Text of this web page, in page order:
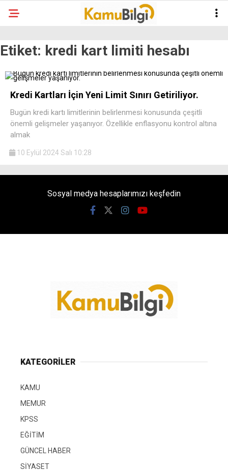
Etiket: kredi kart limiti hesabı
Kredi Kartları İçin Yeni Limit Sınırı Getiriliyor.
Bugün kredi kartı limitlerinin belirlenmesi konusunda çeşitli
önemli gelişmeler yaşanıyor. Özellikle enflasyonu kontrol altına
almak
10 Eylül 2024 Salı 10:28
Sosyal medya hesaplarımızı keşfedin
KATEGORİLER
KAMU
MEMUR
KPSS
EĞİTİM
GÜNCEL HABER
SİYASET